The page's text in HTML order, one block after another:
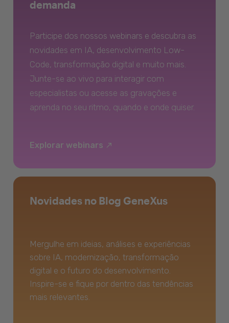
demanda
Participe dos nossos webinars e descubra as
novidades em IA, desenvolvimento Low-
Code, transformação digital e muito mais.
Junte-se ao vivo para interagir com
especialistas ou acesse as gravações e
aprenda no seu ritmo, quando e onde quiser.
Explorar webinars
Novidades no Blog GeneXus
Mergulhe em ideias, análises e experiências
sobre IA, modernização, transformação
digital e o futuro do desenvolvimento.
Inspire-se e fique por dentro das tendências
mais relevantes.